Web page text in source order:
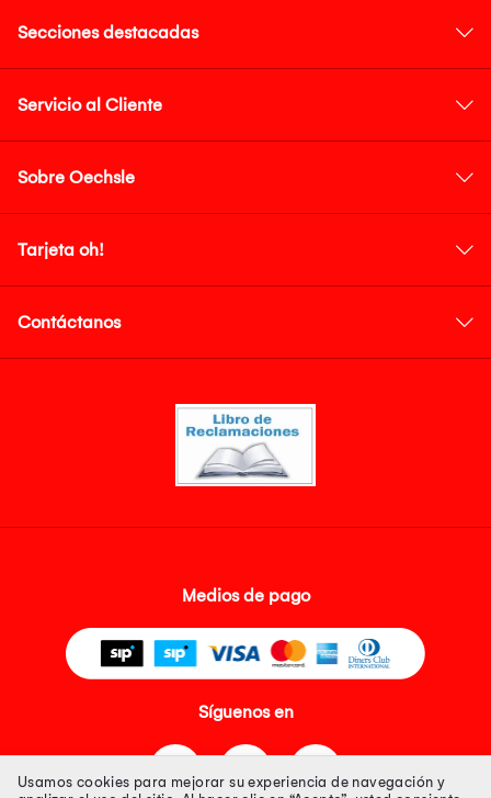
Secciones destacadas
Servicio al Cliente
Sobre Oechsle
Tarjeta oh!
Contáctanos
Medios de pago
Síguenos en
Usamos cookies para mejorar su experiencia de navegación y